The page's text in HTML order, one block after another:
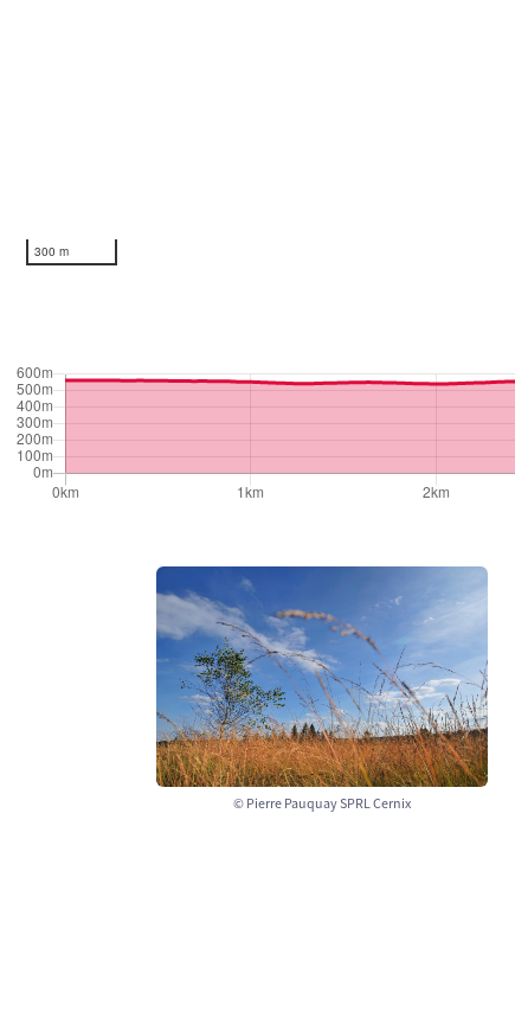
300 m
© Pierre Pauquay SPRL Cernix